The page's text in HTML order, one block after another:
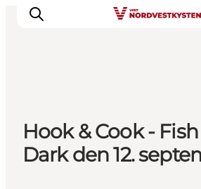
Byer og steder
Inspirasjon
Events
Hook & Cook -
Dark den 12.